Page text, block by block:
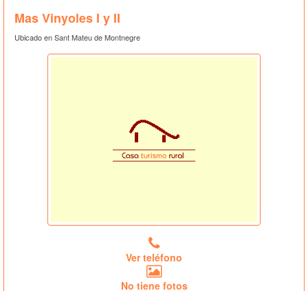
Mas Vinyoles I y II
Ubicado en Sant Mateu de Montnegre
Ver teléfono
No tiene fotos